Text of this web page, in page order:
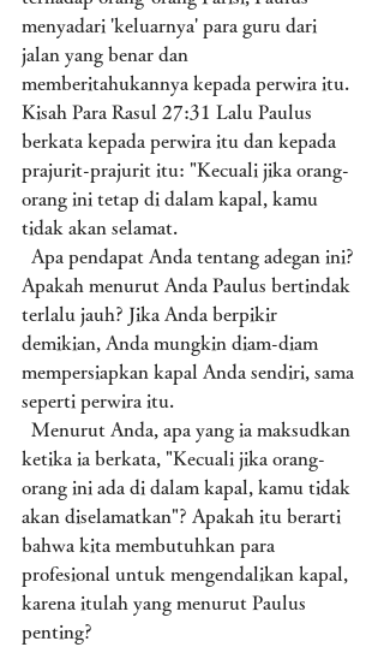
menyadari 'keluarnya' para guru dari
jalan yang benar dan
memberitahukannya kepada perwira itu.
Kisah Para Rasul 27:31 Lalu Paulus
berkata kepada perwira itu dan kepada
prajurit-prajurit itu: "Kecuali jika orang-
orang ini tetap di dalam kapal, kamu
tidak akan selamat.
Apakah menurut Anda Paulus bertindak
terlalu jauh? Jika Anda berpikir
demikian, Anda mungkin diam-diam
mempersiapkan kapal Anda sendiri, sama
seperti perwira itu.
ketika ia berkata, "Kecuali jika orang-
orang ini ada di dalam kapal, kamu tidak
akan diselamatkan"? Apakah itu berarti
bahwa kita membutuhkan para
profesional untuk mengendalikan kapal,
karena itulah yang menurut Paulus
penting?